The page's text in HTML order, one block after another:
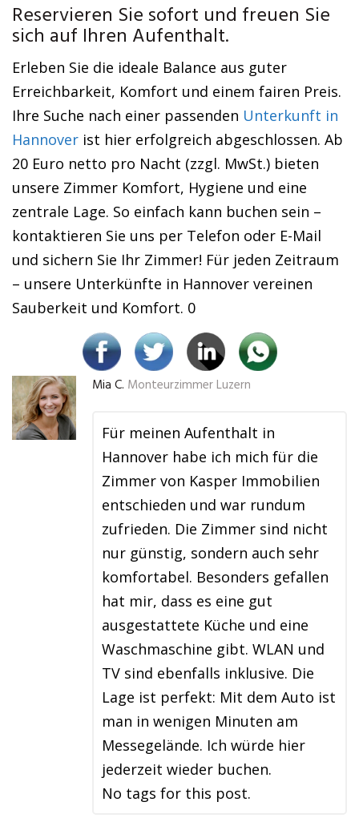
Reservieren Sie sofort und freuen Sie
sich auf Ihren Aufenthalt.
Erleben Sie die ideale Balance aus guter
Erreichbarkeit, Komfort und einem fairen Preis.
Ihre Suche nach einer passenden Unterkunft in
Hannover ist hier erfolgreich abgeschlossen. Ab
20 Euro netto pro Nacht (zzgl. MwSt.) bieten
unsere Zimmer Komfort, Hygiene und eine
zentrale Lage. So einfach kann buchen sein –
kontaktieren Sie uns per Telefon oder E-Mail
und sichern Sie Ihr Zimmer! Für jeden Zeitraum
– unsere Unterkünfte in Hannover vereinen
Sauberkeit und Komfort. 0
Mia C. Monteurzimmer Luzern
Für meinen Aufenthalt in
Hannover habe ich mich für die
Zimmer von Kasper Immobilien
entschieden und war rundum
zufrieden. Die Zimmer sind nicht
nur günstig, sondern auch sehr
komfortabel. Besonders gefallen
hat mir, dass es eine gut
ausgestattete Küche und eine
Waschmaschine gibt. WLAN und
TV sind ebenfalls inklusive. Die
Lage ist perfekt: Mit dem Auto ist
man in wenigen Minuten am
Messegelände. Ich würde hier
jederzeit wieder buchen.
No tags for this post.